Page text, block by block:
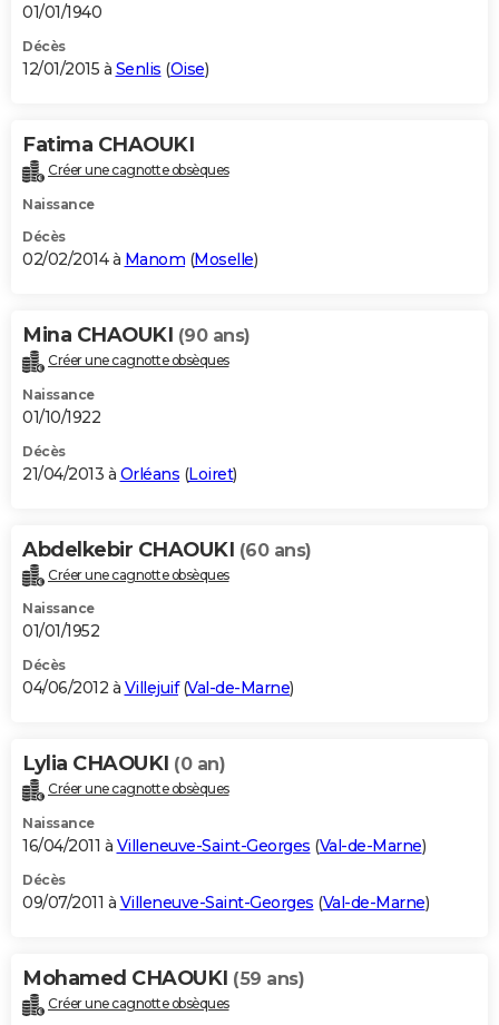
01/01/1940
Décès
12/01/2015 à Senlis (Oise)
Fatima CHAOUKI
Créer une cagnotte obsèques
Naissance
Décès
02/02/2014 à Manom (Moselle)
Mina CHAOUKI (90 ans)
Créer une cagnotte obsèques
Naissance
01/10/1922
Décès
21/04/2013 à Orléans (Loiret)
Abdelkebir CHAOUKI (60 ans)
Créer une cagnotte obsèques
Naissance
01/01/1952
Décès
04/06/2012 à Villejuif(Val-de-Marne)
Lylia CHAOUKI (0 an)
Créer une cagnotte obsèques
Naissance
16/04/2011 à Villeneuve-Saint-Georges (Val-de-Marne)
Décès
09/07/2011 à Villeneuve-Saint-Georges (Val-de-Marne)
Mohamed CHAOUKI (59 ans)
Créer une cagnotte obsèques